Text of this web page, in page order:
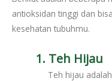
antioksidan tinggi dan
kesehatan tubuhmu.
1. Teh Hijau
Teh hijau